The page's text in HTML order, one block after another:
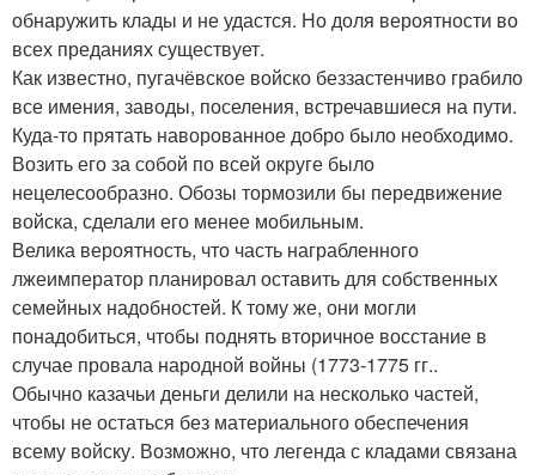
обнаружить клады и не удастся. Но доля вероятности во
всех преданиях существует.
Как известно, пугачёвское войско беззастенчиво грабило
все имения, заводы, поселения, встречавшиеся на пути.
Куда-то прятать наворованное добро было необходимо.
Возить его за собой по всей округе было
нецелесообразно. Обозы тормозили бы передвижение
войска, сделали его менее мобильным.
Велика вероятность, что часть награбленного
лжеимператор планировал оставить для собственных
семейных надобностей. К тому же, они могли
понадобиться, чтобы поднять вторичное восстание в
случае провала народной войны (1773-1775 гг..
Обычно казачьи деньги делили на несколько частей,
чтобы не остаться без материального обеспечения
всему войску. Возможно, что легенда с кладами связана